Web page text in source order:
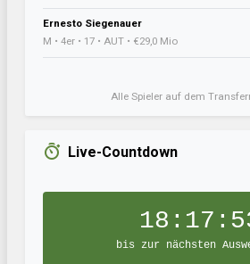
Ernesto Siegenauer
M • 4er • 17 • AUT • €29,0 Mio
Alle Spieler auf dem
Live-Countdown
bis zur nächsten